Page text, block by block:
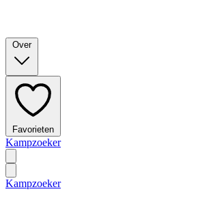
Over
Favorieten
Kampzoeker
Kampzoeker